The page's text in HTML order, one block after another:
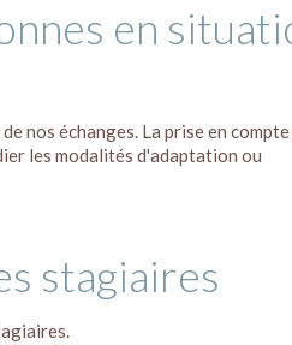
en
nos échanges. La prise en compte
les modalités d'adaptation ou
stagiaires